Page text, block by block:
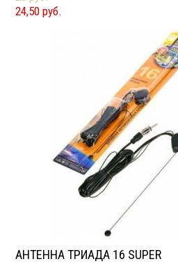
24,50 руб.
АНТЕННА ТРИАДА 16 SUPER